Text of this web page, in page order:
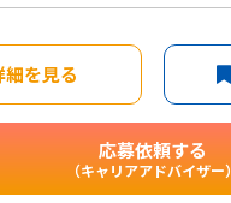
細を見る
応募依頼する
（キャリアアドバイザー）